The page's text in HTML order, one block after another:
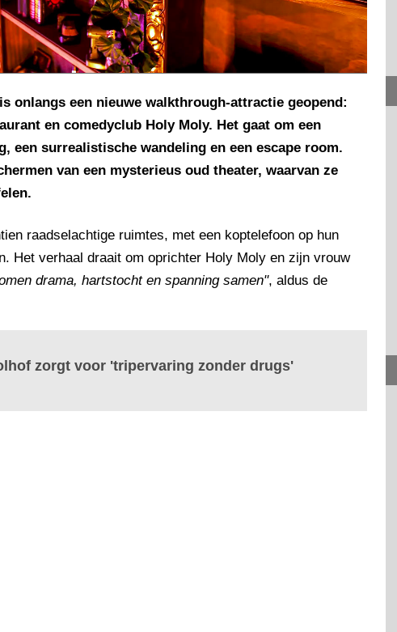
onlangs een nieuwe walkthrough-attractie geopend:
en comedyclub Holy Moly. Het gaat om een
een surrealistische wandeling en een escape room.
van een mysterieus oud theater, waarvan ze
raadselachtige ruimtes, met een koptelefoon op hun
Het verhaal draait om oprichter Holy Moly en zijn vrouw
drama, hartstocht en spanning samen", aldus de
zorgt voor 'tripervaring zonder drugs'